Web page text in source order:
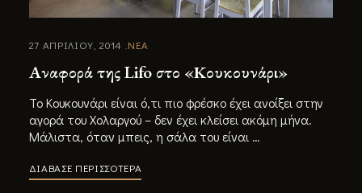
27 ΑΠΡΙΛΙΟΥ, 2014 ΝΕΑ
Αναφορά της Lifo στο «Κουκουνάρι»
Το Κουκουνάρι είναι ό,τι πιο φρέσκο έχει ανοίξει στην
αγορά του Χολαργού – δεν έχει κλείσει ακόμη μήνα.
Μάλιστα, όταν μπεις, η σάλα του είναι …
ΔΙΑΒΑΣΕ ΠΕΡΙΣΣΟΤΕΡΑ